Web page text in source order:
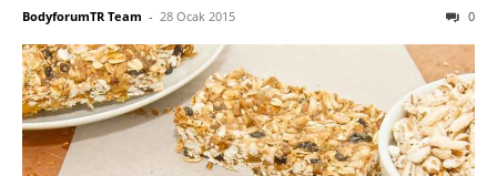
BodyforumTR Team - 28 Ocak 2015 0